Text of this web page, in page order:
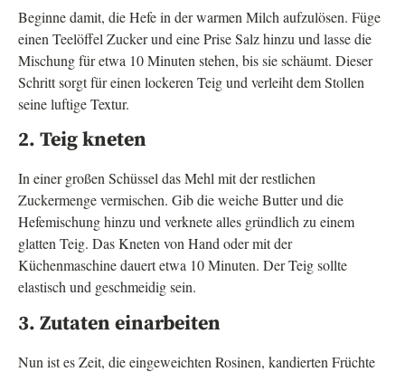
Beginne damit, die Hefe in der warmen Milch aufzulösen. Füge
einen Teelöffel Zucker und eine Prise Salz hinzu und lasse die
Mischung für etwa 10 Minuten stehen, bis sie schäumt. Dieser
Schritt sorgt für einen lockeren Teig und verleiht dem Stollen
seine luftige Textur.
2. Teig kneten
In einer großen Schüssel das Mehl mit der restlichen
Zuckermenge vermischen. Gib die weiche Butter und die
Hefemischung hinzu und verknete alles gründlich zu einem
glatten Teig. Das Kneten von Hand oder mit der
Küchenmaschine dauert etwa 10 Minuten. Der Teig sollte
elastisch und geschmeidig sein.
3. Zutaten einarbeiten
Nun ist es Zeit, die eingeweichten Rosinen, kandierten Früchte